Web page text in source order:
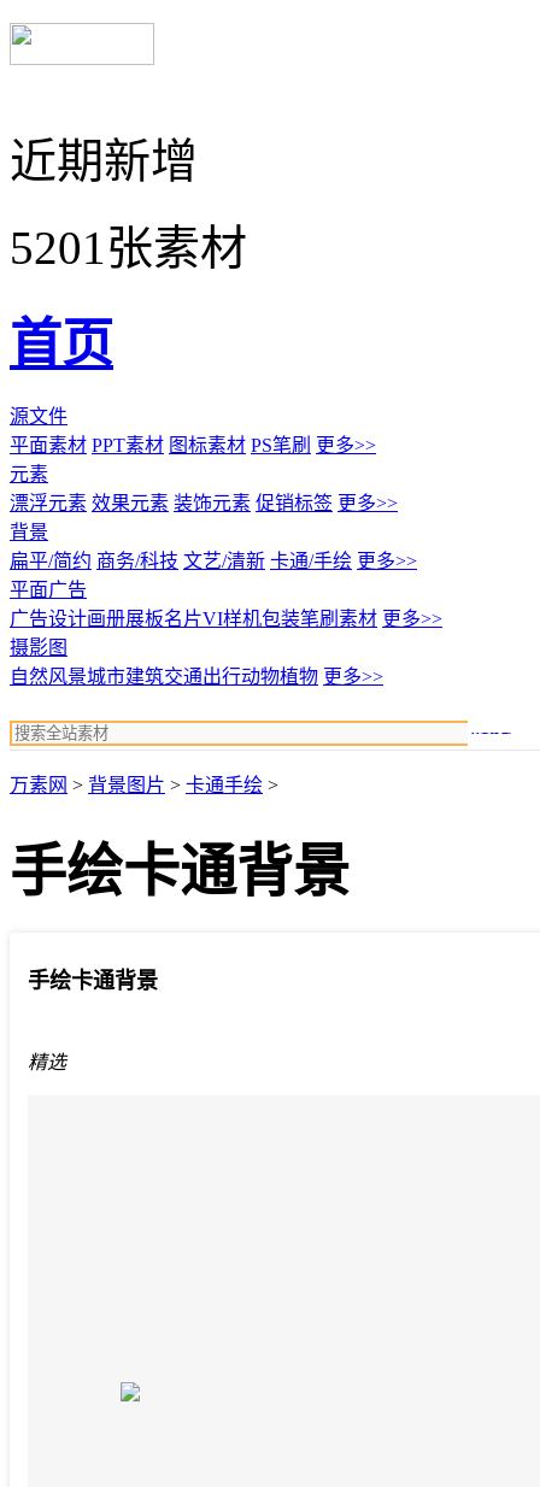
近期新增
5201张素材
首页
源文件
平面素材 PPT素材 图标素材 PS笔刷 更多>>
元素
漂浮元素 效果元素 装饰元素 促销标签 更多>>
背景
扁平/简约 商务/科技 文艺/清新 卡通/手绘 更多>>
平面广告
广告设计画册展板名片VI样机包装笔刷素材 更多>>
摄影图
自然风景城市建筑交通出行动物植物 更多>>
万素网 > 背景图片 > 卡通手绘 >
手绘卡通背景
手绘卡通背景
精选